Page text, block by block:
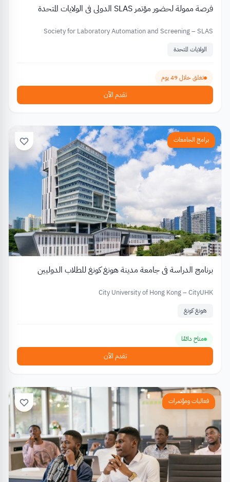
فرصة ممولة لحضور مؤتمر SLAS الدولي في الولايات المتحدة
Society for Laboratory Automation and Screening – SLAS
الولايات المتحدة
تغلق خلال 49 يوم
تقدم الآن
برامج الجامعات
برنامج الدراسة في جامعة مدينة هونغ كونغ للطلاب الدوليين
City University of Hong Kong – CityUHK
هونغ كونغ
متاح دائمًا
تقدم الآن
فعاليات ومؤتمرات